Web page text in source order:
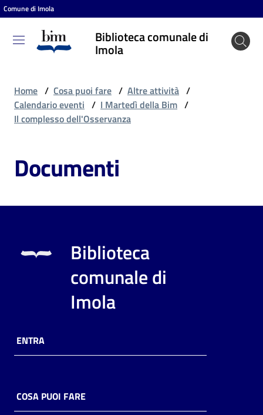
Vai al contenuto
Vai alla navigazione
Vai al footer
Comune di Imola
Biblioteca comunale di
Imola
Biblioteca
comunale
Cosa
fare
Scopri
online
Home / Cosa puoi fare / Altre attività /
Calendario eventi / I Martedì della Bim /
Il complesso dell'Osservanza
Documenti
Biblioteca
comunale di
Imola
ENTRA
COSA PUOI FARE